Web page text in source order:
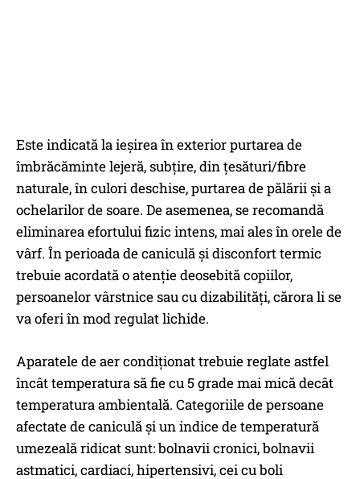
Este indicată la ieșirea în exterior purtarea de
îmbrăcăminte lejeră, subțire, din țesături/fibre
naturale, în culori deschise, purtarea de pălării și a
ochelarilor de soare. De asemenea, se recomandă
eliminarea efortului fizic intens, mai ales în orele de
vârf. În perioada de caniculă și disconfort termic
trebuie acordată o atenție deosebită copiilor,
persoanelor vârstnice sau cu dizabilități, cărora li se
va oferi în mod regulat lichide.
Aparatele de aer condiționat trebuie reglate astfel
încât temperatura să fie cu 5 grade mai mică decât
temperatura ambientală. Categoriile de persoane
afectate de caniculă și un indice de temperatură
umezeală ridicat sunt: bolnavii cronici, bolnavii
astmatici, cardiaci, hipertensivi, cei cu boli